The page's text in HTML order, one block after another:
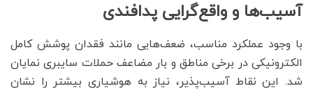
آسیب‌ها و واقع‌گرایی پدافندی
با وجود عملکرد مناسب، ضعف‌هایی مانند فقدان پوشش کامل
الکترونیکی در برخی مناطق و بار مضاعف حملات سایبری نمایان
شد. این نقاط آسیب‌پذیر، نیاز به هوشیاری بیشتر را نشان